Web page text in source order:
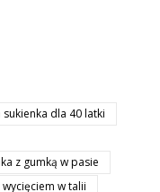
sukienka dla 40 latki
z gumką w pasie
wycięciem w talii